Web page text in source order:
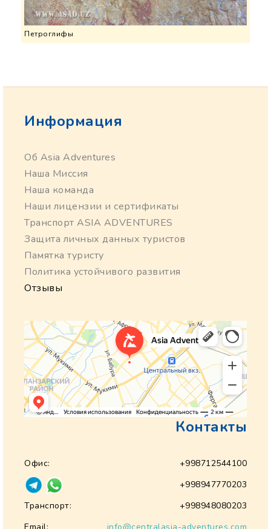
Петроглифы
Информация
Об Asia Adventures
Наша Миссия
Наша команда
Наши лицензии и сертификаты
Транспорт ASIA ADVENTURES
Защита личных данных туристов
Памятка туристу
Политика устойчивого развития
Отзывы
Контакты
Офис:
+998712544100
+998947770203
Транспорт:
+998948080203